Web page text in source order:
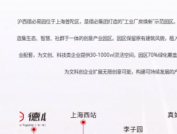
沪西德必易园位于上海普陀区，是德必集团打造的"工业厂房焕新"示范园区
造集生态、智慧、社群于一体的创意产业园区。园区保留原有建筑风貌，植
业配套，为文创、科技类企业提供30-1000㎡灵活空间，园区70%绿化覆盖
为文科创企业扩展无限创意可能，构建可持续发展的
上海西站
李子园
真